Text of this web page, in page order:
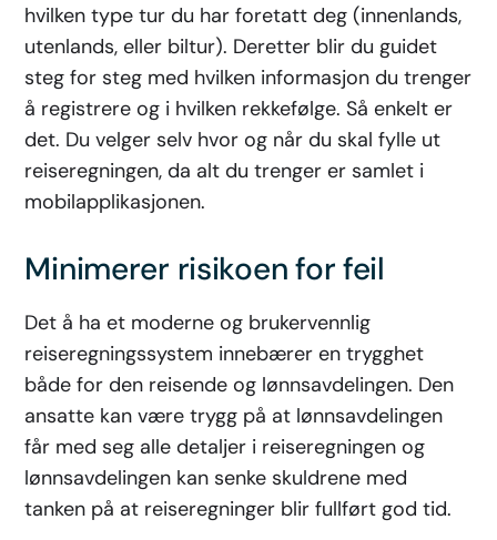
hvilken type tur du har foretatt deg (innenlands,
utenlands, eller biltur). Deretter blir du guidet
steg for steg med hvilken informasjon du trenger
å registrere og i hvilken rekkefølge. Så enkelt er
det. Du velger selv hvor og når du skal fylle ut
reiseregningen, da alt du trenger er samlet i
mobilapplikasjonen.
Minimerer risikoen for feil
Det å ha et moderne og brukervennlig
reiseregningssystem innebærer en trygghet
både for den reisende og lønnsavdelingen. Den
ansatte kan være trygg på at lønnsavdelingen
får med seg alle detaljer i reiseregningen og
lønnsavdelingen kan senke skuldrene med
tanken på at reiseregninger blir fullført god tid.